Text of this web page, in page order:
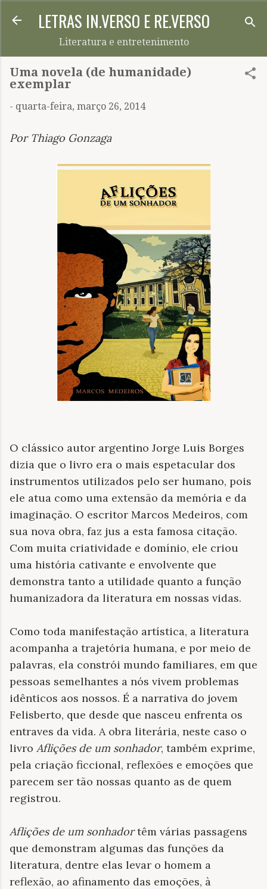
Pular para o conteúdo principal
LETRAS IN.VERSO E RE.VERSO
Literatura e entretenimento
Uma novela (de humanidade)
exemplar
- quarta-feira, março 26, 2014
Por Thiago Gonzaga
O clássico autor argentino Jorge Luis Borges
dizia que o livro era o mais espetacular dos
instrumentos utilizados pelo ser humano, pois
ele atua como uma extensão da memória e da
imaginação. O escritor Marcos Medeiros, com
sua nova obra, faz jus a esta famosa citação.
Com muita criatividade e domínio, ele criou
uma história cativante e envolvente que
demonstra tanto a utilidade quanto a função
humanizadora da literatura em nossas vidas.
Como toda manifestação artística, a literatura
acompanha a trajetória humana, e por meio de
palavras, ela constrói mundo familiares, em que
pessoas semelhantes a nós vivem problemas
idênticos aos nossos. É a narrativa do jovem
Felisberto, que desde que nasceu enfrenta os
entraves da vida. A obra literária, neste caso o
livro Aflições de um sonhador, também exprime,
pela criação ficcional, reflexões e emoções que
parecem ser tão nossas quanto as de quem
registrou.
Aflições de um sonhadortêm várias passagens
que demonstram algumas das funções da
literatura, dentre elas levar o homem a
reflexão, ao afinamento das emoções, à